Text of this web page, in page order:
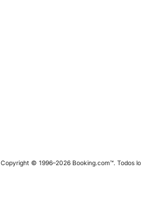
Copyright © 1996–2026 Booking.com™. Todos